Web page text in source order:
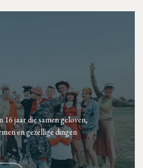
16 jaar die samen geloven,
en gezellige dingen